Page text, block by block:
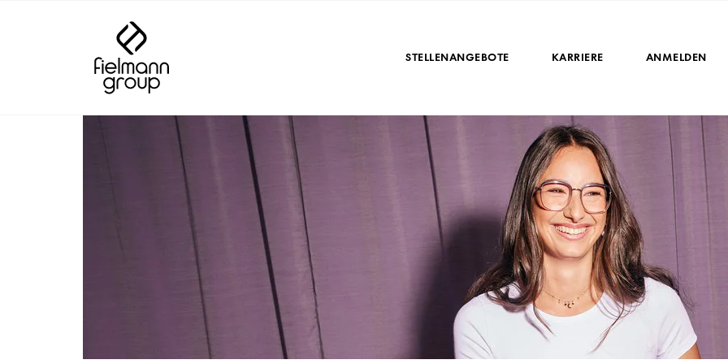
STELLENANGEBOTE KARRIERE ANMELDEN